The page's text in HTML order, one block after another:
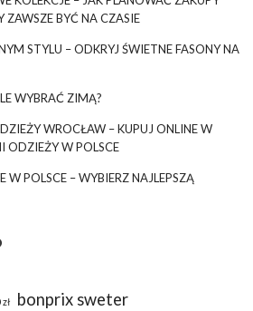
BYĆ NA CZASIE
STYLU – ODKRYJ ŚWIETNE FASONY NA
WYBRAĆ ZIMĄ?
WROCŁAW – KUPUJ ONLINE W
ODZIEŻY W POLSCE
POLSCE – WYBIERZ NAJLEPSZĄ
bonprix sweter